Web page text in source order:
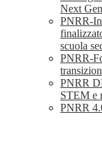
Next
PNRR-
scuola
PNRR-
PNRR
STEM e
PNRR